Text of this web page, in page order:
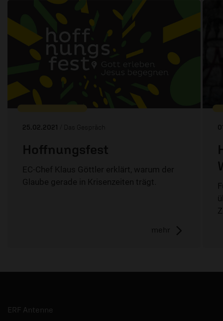
25.02.2021 / Das Gespräch
Hoffnungsfest
EC-Chef Klaus Göttler erklärt, warum der
Glaube gerade in Krisenzeiten trägt.
mehr
ERF Antenne